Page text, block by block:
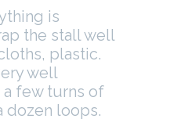
is
the stall well
plastic.
well
few turns of
dozen loops.